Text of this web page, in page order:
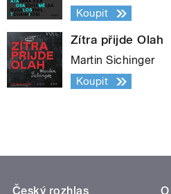
Koupit
Zítra přijde Olah
Martin Sichinger
Koupit
Český rozhlas